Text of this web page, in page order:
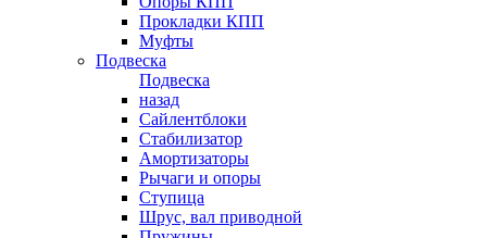
Прокладки КПП
Муфты
Подвеска
Подвеска
назад
Сайлентблоки
Стабилизатор
Амортизаторы
Рычаги и опоры
Ступица
Шрус, вал приводной